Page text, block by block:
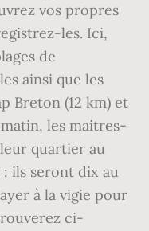
vos propres
les. Ici,
de
ainsi que les
Breton (12 km) et
les maitres-
quartier au
ils seront dix au
à la vigie pour
ci-